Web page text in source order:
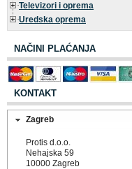
Televizori i oprema
Uredska oprema
NAČINI PLAĆANJA
KONTAKT
Zagreb
Protis d.o.o.
Nehajska 59
10000 Zagreb